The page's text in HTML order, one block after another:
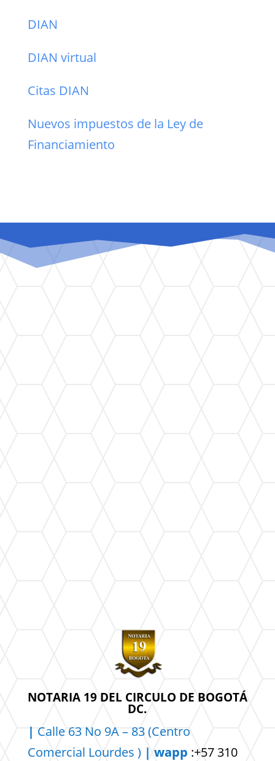
DIAN
DIAN virtual
Citas DIAN
Nuevos impuestos de la Ley de
Financiamiento
NOTARIA 19 DEL CIRCULO DE BOGOTÁ
DC.
| Calle 63 No 9A – 83 (Centro
Comercial Lourdes ) | wapp :+57 310